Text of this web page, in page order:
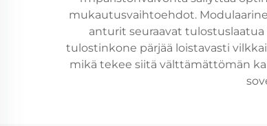
mukautusvaihtoehdot.
anturit seuraavat tulostuslaatua
tulostinkone pärjää loistavasti
mikä tekee siitä välttämättömän